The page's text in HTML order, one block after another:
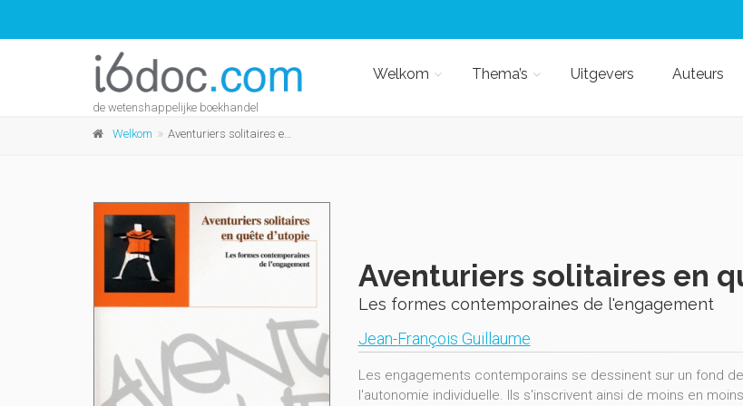
de wetenshappelijke boekhandel
Welkom Thema’s Uitgevers Auteurs
Welkom Aventuriers solitaires en quête d'utopie
Aventuriers solitaires en
Les formes contemporaines de l'engagement
Jean-François Guillaume
Les engagements contemporains se dessinent sur un fond
l'autonomie individuelle. Ils s'inscrivent ainsi de moins en